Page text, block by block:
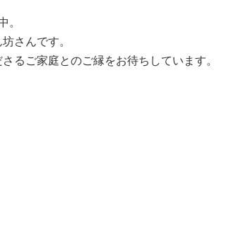
。
さんです。
るご家庭とのご縁をお待ちしています。